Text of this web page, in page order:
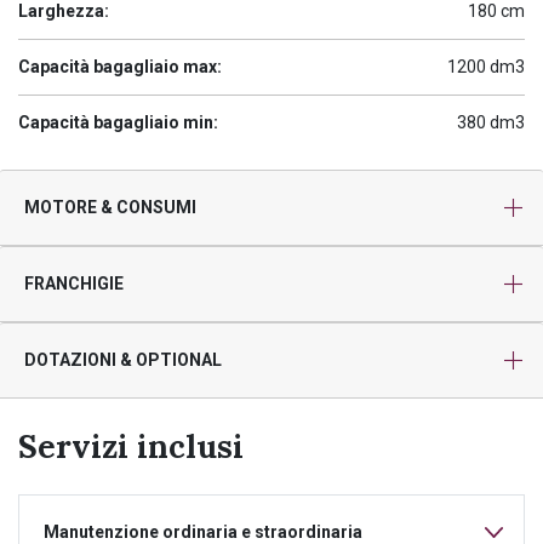
Larghezza: 180 cm
Capacità bagagliaio max: 1200 dm3
Capacità bagagliaio min: 380 dm3
MOTORE & CONSUMI
FRANCHIGIE
DOTAZIONI & OPTIONAL
Servizi inclusi
Manutenzione ordinaria e straordinaria